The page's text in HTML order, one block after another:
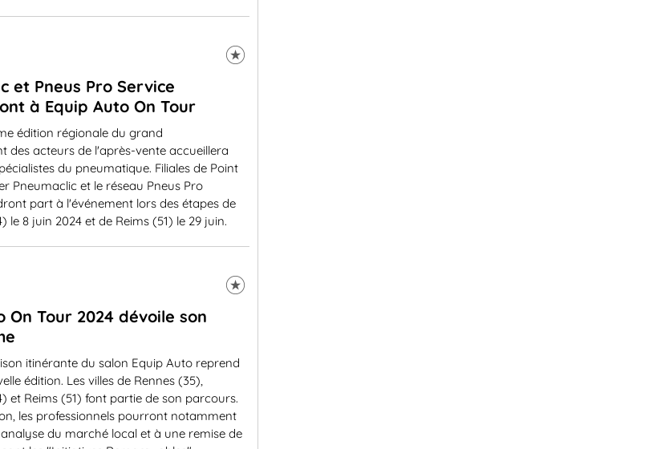
et Pneus Pro Service
à Equip Auto On Tour
édition régionale du grand
des acteurs de l'après-vente accueillera
du pneumatique. Filiales de Point
Pneumaclic et le réseau Pneus Pro
part à l'événement lors des étapes de
le 8 juin 2024 et de Reims (51) le 29 juin.
On Tour 2024 dévoile son
itinérante du salon Equip Auto reprend
édition. Les villes de Rennes (35),
et Reims (51) font partie de son parcours.
les professionnels pourront notamment
du marché local et à une remise de